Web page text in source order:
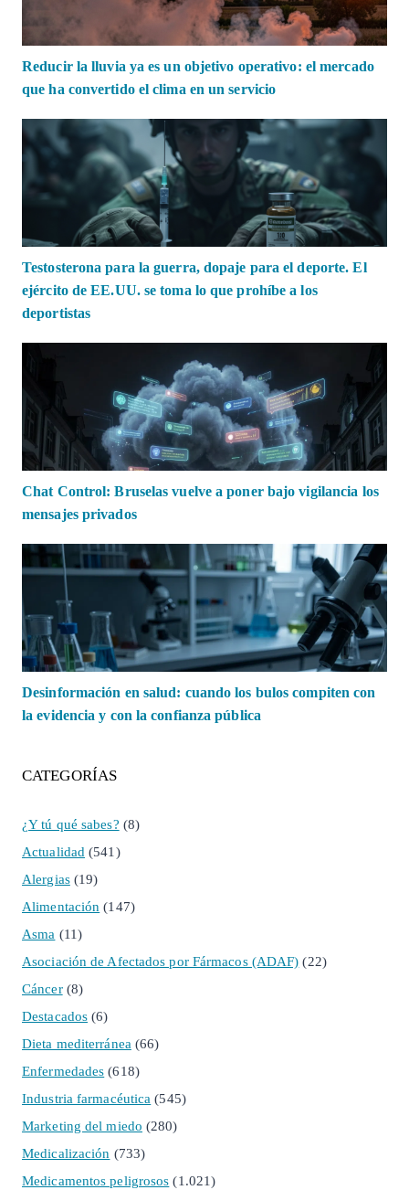
Reducir la lluvia ya es un objetivo operativo: el mercado
que ha convertido el clima en un servicio
Testosterona para la guerra, dopaje para el deporte. El
ejército de EE.UU. se toma lo que prohíbe a los
deportistas
Chat Control: Bruselas vuelve a poner bajo vigilancia los
mensajes privados
Desinformación en salud: cuando los bulos compiten con
la evidencia y con la confianza pública
CATEGORÍAS
¿Y tú qué sabes? (8)
Actualidad (541)
Alergias(19)
Alimentación (147)
Asma (11)
Asociación de Afectados por Fármacos (ADAF) (22)
Cáncer(8)
Destacados (6)
Dieta mediterránea(66)
Enfermedades (618)
Industria farmacéutica (545)
Marketing del miedo (280)
Medicalización (733)
Medicamentos peligrosos (1.021)